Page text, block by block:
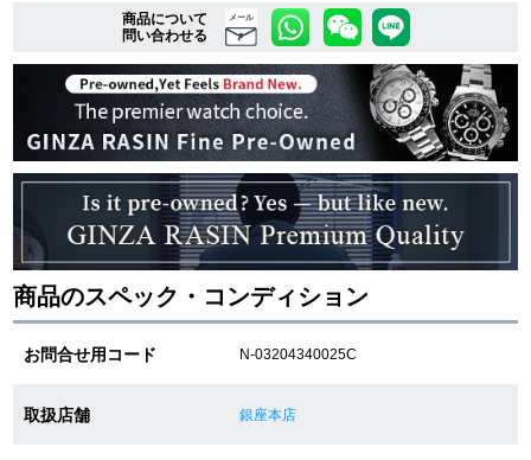
複数条件で商品を絞り込む
詳細検索はこちら
ご利用ガイド
GINZA RASINのプレミアムクオリティについて
送料・お支払方法
ショッピングローンの流れ
商品について
問い合わせる
メール
商品のスペック・コンディション
お問合せ用コード N-03204340025C
取扱店舗 銀座本店